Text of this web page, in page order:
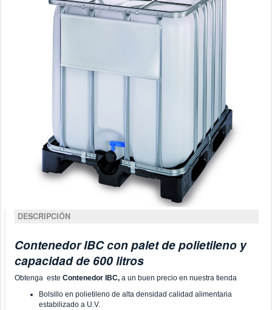
DESCRIPCIÓN
Contenedor IBC con palet de polietileno y
capacidad de 600 litros
Obtenga este Contenedor IBC, a un buen precio en nuestra tienda
Bolsillo en polietileno de alta densidad calidad alimentaria
estabilizado a U.V.